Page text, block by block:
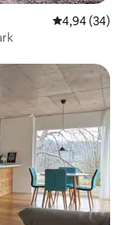
Prosječna
4,94 (34)